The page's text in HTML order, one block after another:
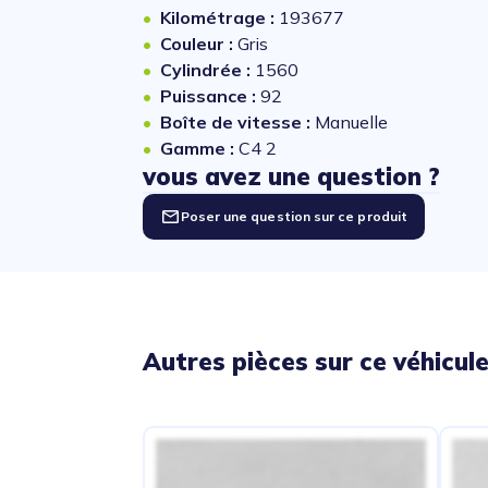
Kilométrage : 193677
Couleur : Gris
Cylindrée : 1560
Puissance : 92
Boîte de vitesse : Manuelle
Gamme : C4 2
vous avez une question ?
Poser une question sur ce produit
Autres pièces sur ce véhicule